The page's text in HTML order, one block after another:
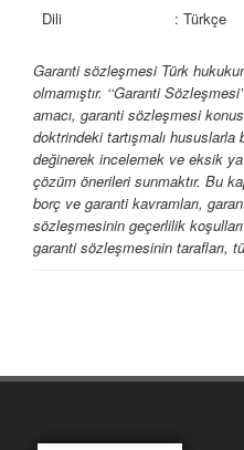
Dili
: Türkçe
Garanti sözleşmesi Türk
olmamıştır. ‘‘Garanti
amacı, garanti sözleşmesi
doktrindeki tartışmalı hususlarla
değinerek incelemek ve eksik
çözüm önerileri sunmaktır. Bu
borç ve garanti kavramları,
sözleşmesinin geçerlilik
garanti sözleşmesinin tarafları,
incelenmiştir.